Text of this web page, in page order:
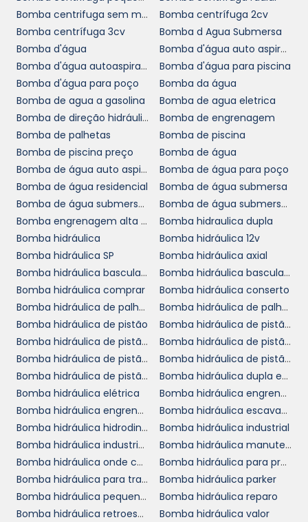
periódicas para verificar o funcionamento
adequado e a integridade do equipamento.
Isso ajuda a identificar possíveis desgastes ou
falhas antes que se tornem problemas
significativos.
Além das inspeções, realizar manutenções
preventivas, como a limpeza e a substituição
de partes desgastadas, pode aumentar
significativamente a vida útil do distribuidor.
Manter um histórico de manutenção é uma
prática recomendada que pode auxiliar na
programação de intervenções e na
identificação de padrões que possam indicar
a necessidade de trocas ou ajustes.
POR QUE ESCOLHER NOSSO
DISTRIBUIDOR DE BOMBA
HIDRÁULICA
HIDRODINÂMICA?
Selecionar nosso distribuidor de bomba
hidráulica hidrodinâmica é optar por
qualidade e confiança. Nossos produtos são
fabricados com materiais de alta resistência
e tecnologia de ponta, garantindo
desempenho superior e durabilidade. Com
anos de experiência no mercado, nossa
empresa se destaca pela excelência no
atendimento e suporte técnico especializado.
Bomba centrifuga sem motor
Bomba centrífuga 2cv
Bomba centrífuga 3cv
Bomba d Agua Submersa
Bomba d'água
Bomba d'água auto aspirante
Bomba d'água autoaspirante
Bomba d'água para piscina
Bomba d'água para poço
Bomba da água
Bomba de agua a gasolina
Bomba de agua eletrica
Bomba de direção hidráulica
Bomba de engrenagem
Bomba de palhetas
Bomba de piscina
Bomba de piscina preço
Bomba de água
Bomba de água auto aspirante
Bomba de água para poço
Bomba de água residencial
Bomba de água submersa
Bomba de água submersa para poço
Bomba de água submersa preço
Bomba engrenagem alta pressão
Bomba hidraulica dupla
Bomba hidráulica
Bomba hidráulica 12v
Bomba hidráulica SP
Bomba hidráulica axial
Bomba hidráulica basculante
Bomba hidráulica basculante preço
Bomba hidráulica comprar
Bomba hidráulica conserto
Bomba hidráulica de palheta
Bomba hidráulica de palhetas variável
Bomba hidráulica de pistão
Bomba hidráulica de pistão a venda
Bomba hidráulica de pistão cotar
Bomba hidráulica de pistão cotação
Bomba hidráulica de pistão loja
Bomba hidráulica de pistão onde comprar
Bomba hidráulica de pistão orçamento
Bomba hidráulica dupla em SP
Bomba hidráulica elétrica
Bomba hidráulica engrenagem
Bomba hidráulica engrenagem valor
Bomba hidráulica escavadeira
Bomba hidráulica hidrodinâmica
Bomba hidráulica industrial
Bomba hidráulica industrial preço
Bomba hidráulica manutenção
Bomba hidráulica onde comprar
Bomba hidráulica para prensa
Bomba hidráulica para trator
Bomba hidráulica parker
Bomba hidráulica pequena preço
Bomba hidráulica reparo
Bomba hidráulica retroescavadeira
Bomba hidráulica valor